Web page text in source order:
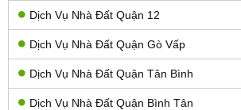
Dịch Vụ Nhà Đất Quận 12
Dịch Vụ Nhà Đất Quận Gò Vấp
Dịch Vụ Nhà Đất Quận Tân Bình
Dịch Vụ Nhà Đất Quận Bình Tân